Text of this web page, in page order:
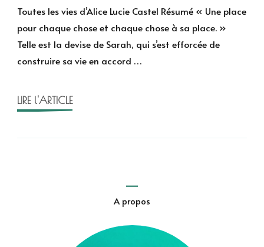
les
d’Alice
de
Lucie
Toutes les vies d’Alice Lucie Castel Résumé « Une place
pour chaque chose et chaque chose à sa place. »
Telle est la devise de Sarah, qui s’est efforcée de
construire sa vie en accord …
LIRE l'ARTICLE
A propos